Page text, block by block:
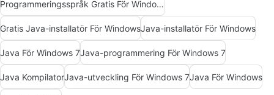
Programmeringsspråk Gratis För Windows
Gratis Java-installatör För WindowsJava-installatör För Windows
Java För Windows 7Java-programmering För Windows 7
Java KompilatorJava-utveckling För Windows 7Java För Windows